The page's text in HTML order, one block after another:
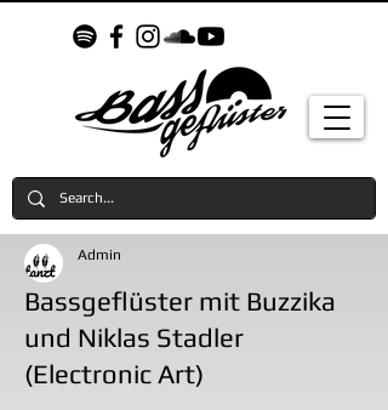
Bassgeflüster mit Buzzika
und Niklas Stadler
(Electronic Art)
Admin